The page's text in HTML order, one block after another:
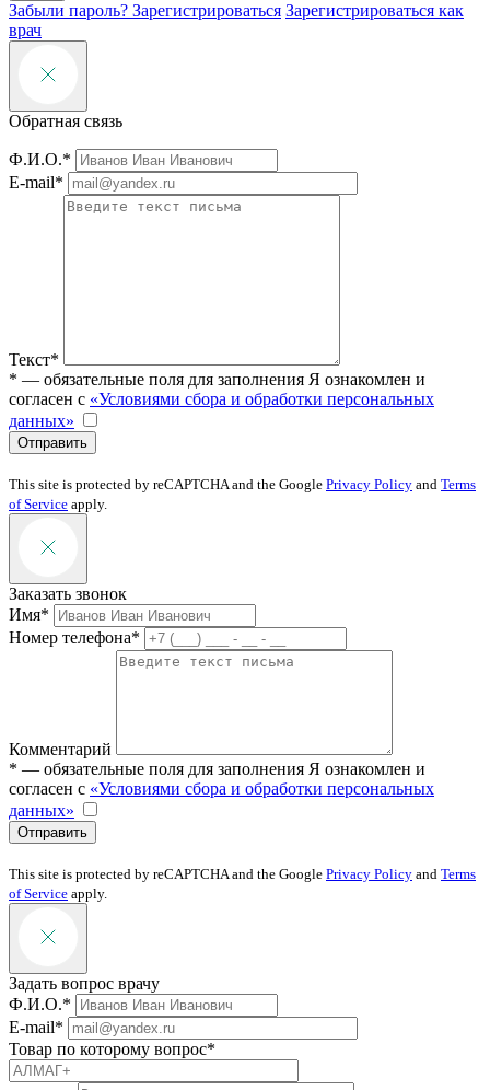
Забыли пароль? Зарегистрироваться Зарегистрироваться как
врач
Обратная связь
Ф.И.О.*
E-mail*
Текст*
* — обязательные поля для заполнения Я ознакомлен и
согласен с «Условиями сбора и обработки персональных
данных»
Отправить
This site is protected by reCAPTCHA and the Google Privacy Policy and Terms
of Service apply.
Заказать звонок
Имя*
Номер телефона*
Комментарий
* — обязательные поля для заполнения Я ознакомлен и
согласен с «Условиями сбора и обработки персональных
данных»
Отправить
This site is protected by reCAPTCHA and the Google Privacy Policy and Terms
of Service apply.
Задать вопрос врачу
Ф.И.О.*
E-mail*
Товар по которому вопрос*